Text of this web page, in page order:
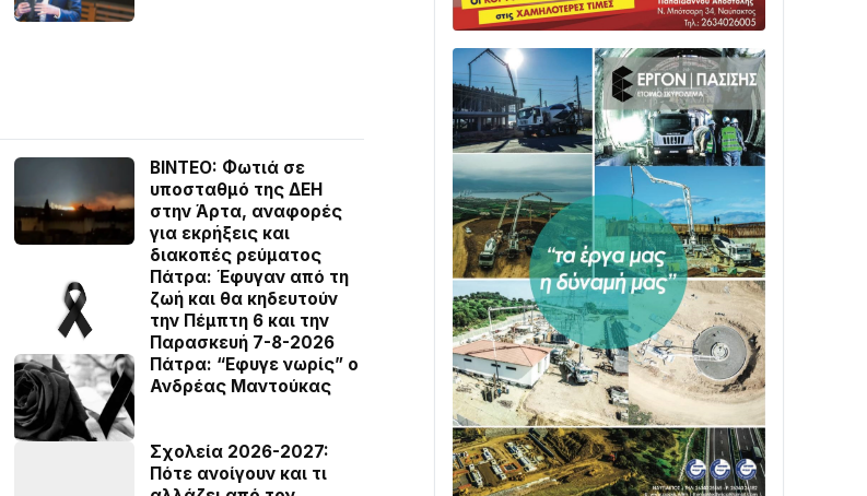
BINTEO: Φωτιά σε
υποσταθμό της ΔΕΗ
στην Άρτα, αναφορές
για εκρήξεις και
διακοπές ρεύματος
Πάτρα: Έφυγαν από τη
ζωή και θα κηδευτούν
την Πέμπτη 6 και την
Παρασκευή 7-8-2026
Πάτρα: “Εφυγε νωρίς” ο
Ανδρέας Μαντούκας
Σχολεία 2026-2027:
Πότε ανοίγουν και τι